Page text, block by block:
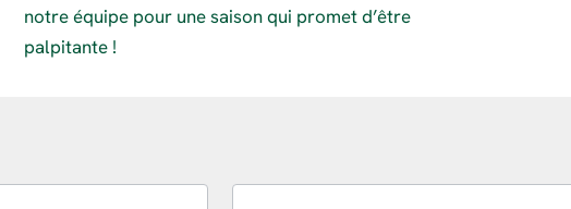
notre équipe pour une saison qui promet d’être
palpitante !